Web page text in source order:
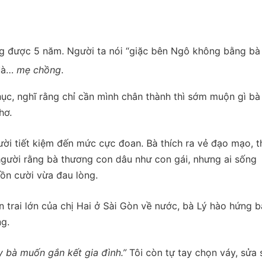
được 5 năm. Người ta nói “giặc bên Ngô không bằng
mẹ chồng.
nghĩ rằng chỉ cần mình chân thành thì sớm muộn gì bà
tiết kiệm đến mức cực đoan. Bà thích ra vẻ đạo mạo,
rằng bà thương con dâu như con gái, nhưng ai sống
cười vừa đau lòng.
lớn của chị Hai ở Sài Gòn về nước, bà Lý hào hứng
bà muốn gắn kết gia đình.”Tôi còn tự tay chọn váy, sửa